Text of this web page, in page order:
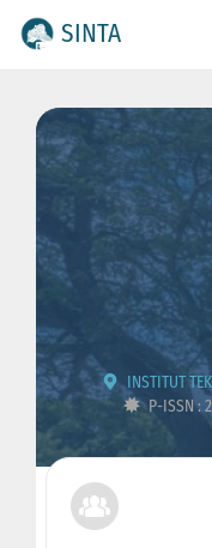
SINTA
INSTITUT
P-ISSN :